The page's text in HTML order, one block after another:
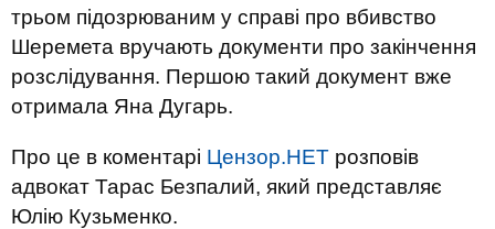
трьом підозрюваним у справі про вбивство
Шеремета вручають документи про закінчення
розслідування. Першою такий документ вже
отримала Яна Дугарь.
Про це в коментарі Цензор.НЕТ розповів
адвокат Тарас Безпалий, який представляє
Юлію Кузьменко.